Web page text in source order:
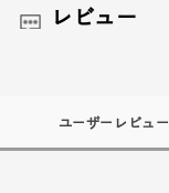
レビュー
ユーザーレビュー